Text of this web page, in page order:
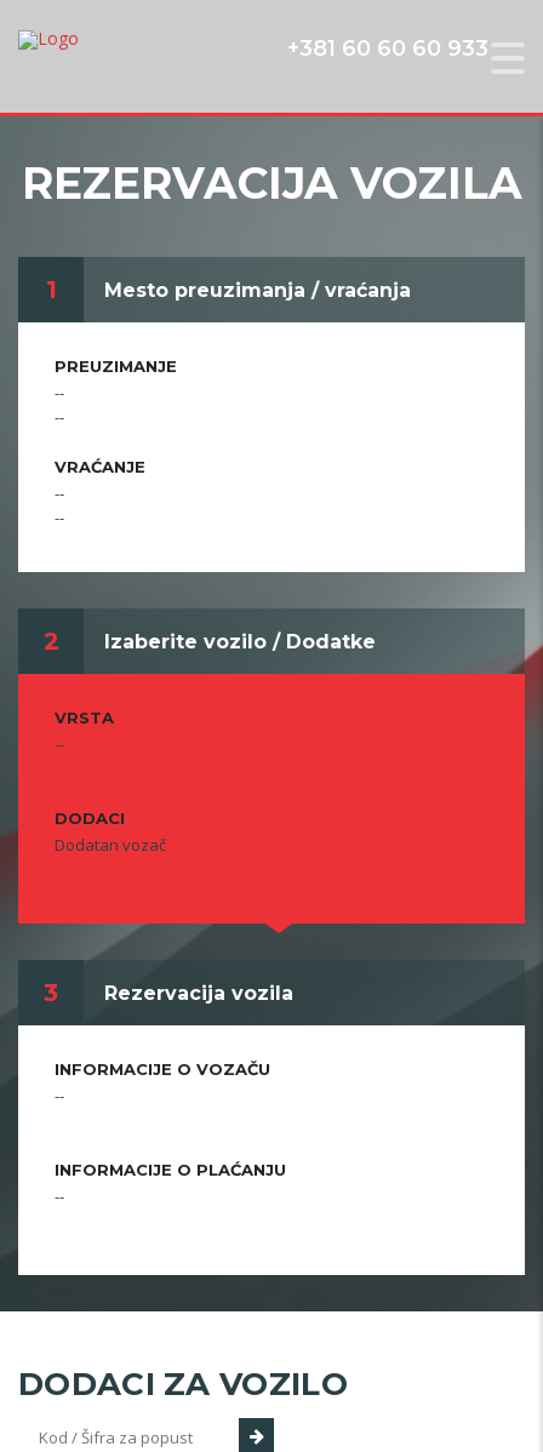
+381 60 60 60 933
REZERVACIJA VOZILA
1 Mesto preuzimanja / vraćanja
PREUZIMANJE
--
--
VRAĆANJE
--
--
2 Izaberite vozilo / Dodatke
VRSTA
--
DODACI
Dodatan vozač
3 Rezervacija vozila
INFORMACIJE O VOZAČU
--
INFORMACIJE O PLAĆANJU
--
DODACI ZA VOZILO